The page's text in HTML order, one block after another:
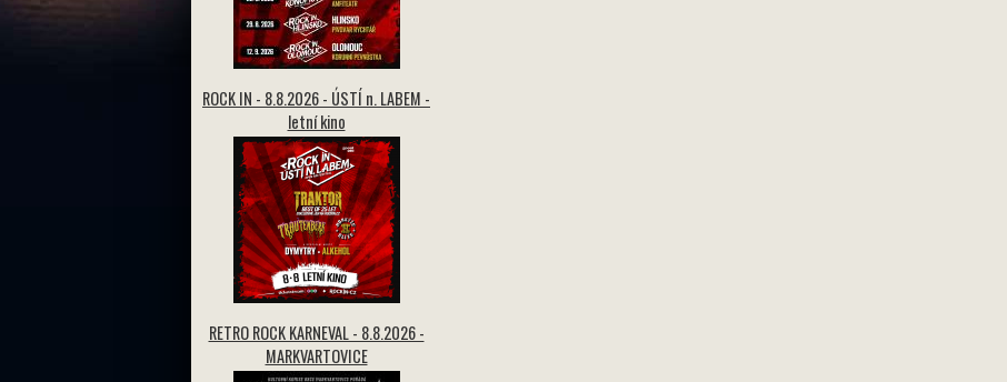
ROCK IN - 8.8.2026 - ÚSTÍ n. LABEM -
letní kino
RETRO ROCK KARNEVAL - 8.8.2026 -
MARKVARTOVICE